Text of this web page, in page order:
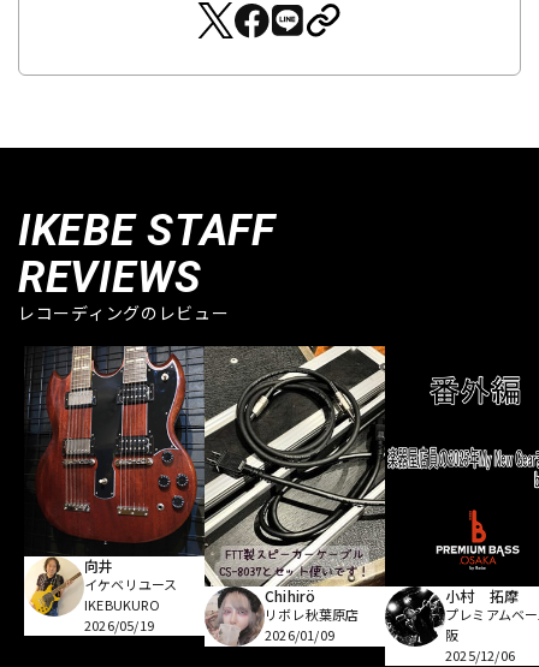
IKEBE STAFF
REVIEWS
レコーディングのレビュー
向井
イケベリユース
IKEBUKURO
2026/05/19
Chihirö
リボレ秋葉原店
2026/01/09
小村 拓摩
プレミアムベ
阪
2025/12/06